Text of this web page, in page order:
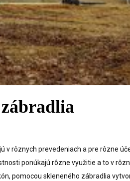
rôznych prevedeniach a pre rôzne
ponúkajú rôzne využitie a to v
pomocou skleneného zábradlia